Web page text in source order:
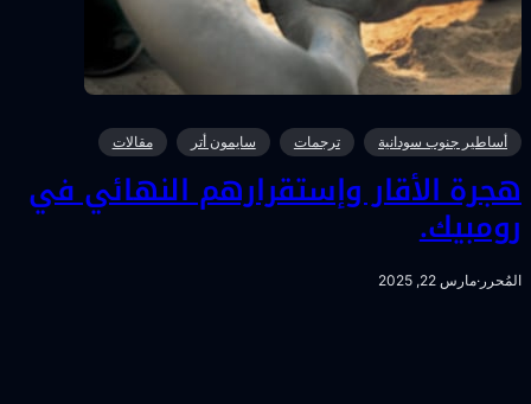
أساطير جنوب سودانية ترجمات سايمون أتر مقالات
الأقار وإستقرارهم النهائي في
· مارس 22, 2025